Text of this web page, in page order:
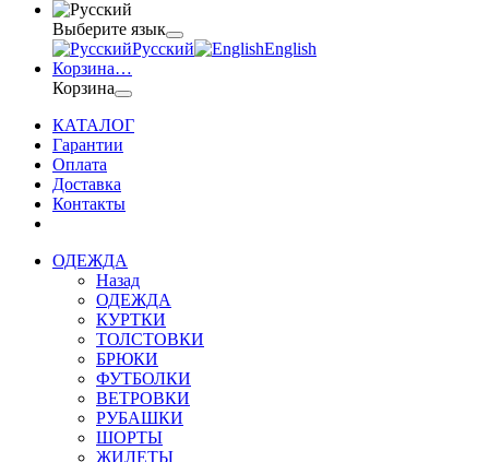
Выберите язык
Русский
English
Корзина…
Корзина
КАТАЛОГ
Гарантии
Оплата
Доставка
Контакты
ОДЕЖДА
Назад
ОДЕЖДА
КУРТКИ
ТОЛСТОВКИ
БРЮКИ
ФУТБОЛКИ
ВЕТРОВКИ
РУБАШКИ
ШОРТЫ
ЖИЛЕТЫ